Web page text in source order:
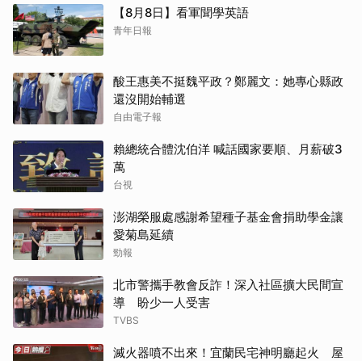
【8月8日】看軍聞學英語
青年日報
酸王惠美不挺魏平政？鄭麗文：她專心縣政
還沒開始輔選
自由電子報
賴總統合體沈伯洋 喊話國家要順、月薪破3
萬
台視
澎湖榮服處感謝希望種子基金會捐助學金讓
愛菊島延續
勁報
北市警攜手教會反詐！深入社區擴大民間宣
導 盼少一人受害
TVBS
滅火器噴不出來！宜蘭民宅神明廳起火 屋